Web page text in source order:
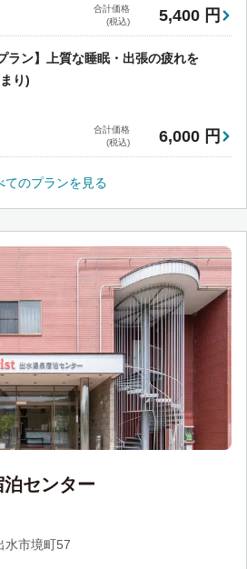
合計価格
(税込)
5,400 円
ラン】上質な睡眠・出張の疲れを
り)
合計価格
(税込)
6,000 円
てのプランを見る
センター
水市境町57